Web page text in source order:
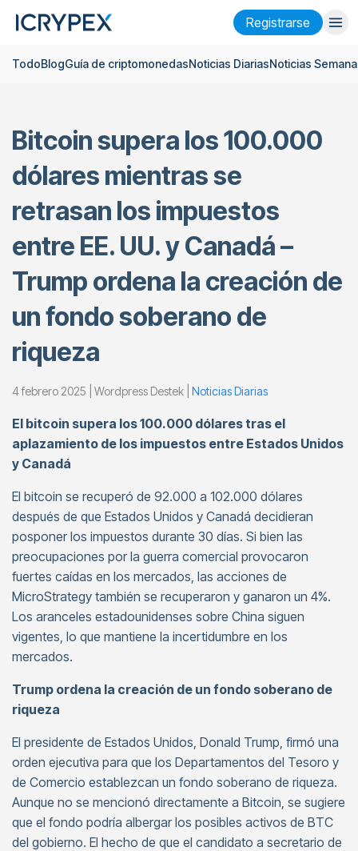
Registrarse
Iniciar sesión Registrarse
Empresa
Investigación
Ayuda
Futuros x50
TodoBlogGuía de criptomonedasNoticias DiariasNoticias
Bitcoin supera los 100.000
dólares mientras se
retrasan los impuestos
entre EE. UU. y Canadá –
Trump ordena la creación de
un fondo soberano de
riqueza
4 febrero 2025 | Wordpress Destek | Noticias Diarias
El bitcoin supera los 100.000 dólares tras el
aplazamiento de los impuestos entre Estados Unidos
y Canadá
El bitcoin se recuperó de 92.000 a 102.000 dólares
después de que Estados Unidos y Canadá decidieran
posponer los impuestos durante 30 días. Si bien las
preocupaciones por la guerra comercial provocaron
fuertes caídas en los mercados, las acciones de
MicroStrategy también se recuperaron y ganaron un 4%.
Los aranceles estadounidenses sobre China siguen
vigentes, lo que mantiene la incertidumbre en los
mercados.
Trump ordena la creación de un fondo soberano de
riqueza
El presidente de Estados Unidos, Donald Trump, firmó una
orden ejecutiva para que los Departamentos del Tesoro y
de Comercio establezcan un fondo soberano de riqueza.
Aunque no se mencionó directamente a Bitcoin, se sugiere
que el fondo podría albergar los posibles activos de BTC
del gobierno. El hecho de que el candidato a secretario de